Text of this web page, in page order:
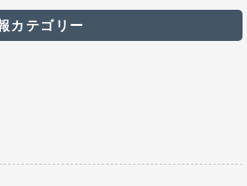
カテゴリー